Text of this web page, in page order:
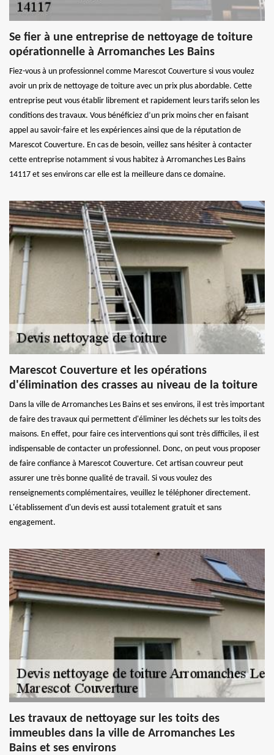
Se fier à une entreprise de nettoyage de toiture
opérationnelle à Arromanches Les Bains
Fiez-vous à un professionnel comme Marescot Couverture si vous voulez
avoir un prix de nettoyage de toiture avec un prix plus abordable. Cette
entreprise peut vous établir librement et rapidement leurs tarifs selon les
conditions des travaux. Vous bénéficiez d’un prix moins cher en faisant
appel au savoir-faire et les expériences ainsi que de la réputation de
Marescot Couverture. En cas de besoin, veillez sans hésiter à contacter
cette entreprise notamment si vous habitez à Arromanches Les Bains
14117 et ses environs car elle est la meilleure dans ce domaine.
Marescot Couverture et les opérations
d'élimination des crasses au niveau de la toiture
Dans la ville de Arromanches Les Bains et ses environs, il est très important
de faire des travaux qui permettent d'éliminer les déchets sur les toits des
maisons. En effet, pour faire ces interventions qui sont très difficiles, il est
indispensable de contacter un professionnel. Donc, on peut vous proposer
de faire confiance à Marescot Couverture. Cet artisan couvreur peut
assurer une très bonne qualité de travail. Si vous voulez des
renseignements complémentaires, veuillez le téléphoner directement.
L'établissement d'un devis est aussi totalement gratuit et sans
engagement.
Les travaux de nettoyage sur les toits des
immeubles dans la ville de Arromanches Les
Bains et ses environs